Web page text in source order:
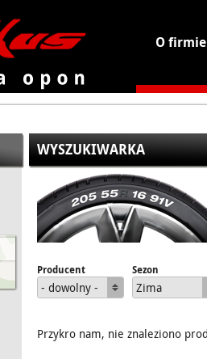
O firmie
WYSZUKIWARKA
Producent
- dowolny -
Sezon
Zima
Przykro nam, nie znaleziono